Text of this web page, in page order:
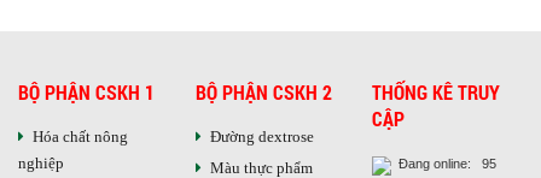
BỘ PHẬN CSKH 1
Hóa chất nông
nghiệp
BỘ PHẬN CSKH 2
Đường dextrose
Màu thực phẩm
THỐNG KÊ TRUY
CẬP
Đang online: 95